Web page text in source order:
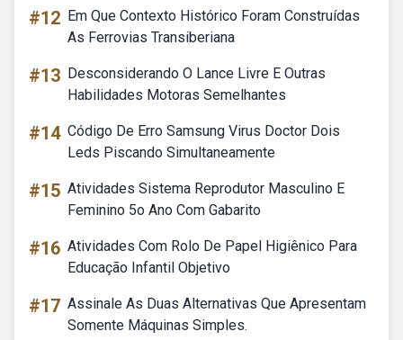
#12 Em Que Contexto Histórico Foram Construídas
As Ferrovias Transiberiana
#13 Desconsiderando O Lance Livre E Outras
Habilidades Motoras Semelhantes
#14 Código De Erro Samsung Virus Doctor Dois
Leds Piscando Simultaneamente
#15 Atividades Sistema Reprodutor Masculino E
Feminino 5o Ano Com Gabarito
#16 Atividades Com Rolo De Papel Higiênico Para
Educação Infantil Objetivo
#17 Assinale As Duas Alternativas Que Apresentam
Somente Máquinas Simples.